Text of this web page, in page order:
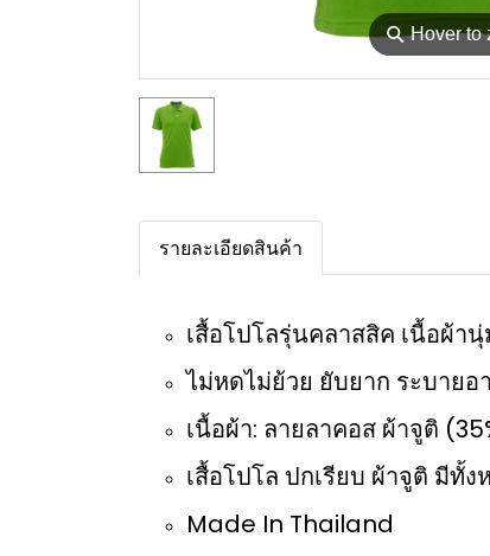
⚲Hover to
รายละเอียดสินค้า
เสื้อโปโลรุ่นคลาสสิค เนื้อผ้านุ่
ไม่หดไม่ย้วย ยับยาก ระบายอ
เนื้อผ้า: ลายลาคอส ผ้าจูติ
เสื้อโปโล ปกเรียบ ผ้าจูติ มีทั้ง
Made In Thailand